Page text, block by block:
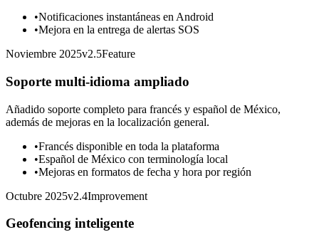
•Notificaciones instantáneas en Android
•Mejora en la entrega de alertas SOS
Noviembre 2025v2.5Feature
Soporte multi-idioma ampliado
Añadido soporte completo para francés y español de México,
además de mejoras en la localización general.
•Francés disponible en toda la plataforma
•Español de México con terminología local
•Mejoras en formatos de fecha y hora por región
Octubre 2025v2.4Improvement
Geofencing inteligente